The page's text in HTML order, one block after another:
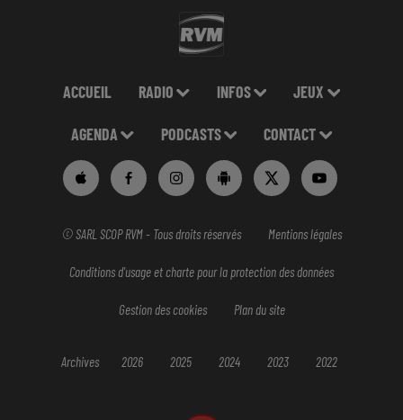
ACCUEIL RADIO INFOS JEUX
AGENDA PODCASTS CONTACT
© SARL SCOP RVM - Tous droits réservés Mentions légales
Conditions d'usage et charte pour la protection des données
Gestion des cookies Plan du site
Archives 2026 2025 2024 2023 2022